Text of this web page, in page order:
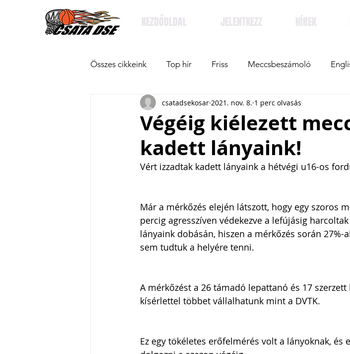
KEZDŐOLDAL JELENTKEZZ HÍREK
Összes cikkeink Top hír Friss Meccsbeszámoló
Végéig kiélezett
kadett lányaink!
csatadsekosar 2021. nov. 8. 1 perc olvasás
Vért izzadtak kadett lányaink a hétvégi u16-os
Már a mérkőzés elején látszott, hogy egy szoros
percig agresszíven védekezve a lefújásig
lányaink dobásán, hiszen a mérkőzés során
sem tudtuk a helyére tenni.
A mérkőzést a 26 támadó lepattanó és 17
kísérlettel többet vállalhatunk mint a DVTK.
Ez egy tökéletes erőfelmérés volt a lányoknak, és